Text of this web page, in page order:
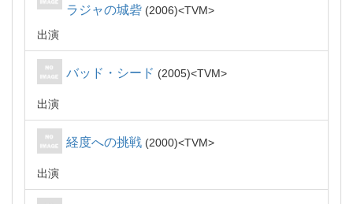
ラジャの城砦
2006
TVM
出演
バッド・シード 2005 TVM
出演
経度への挑戦 2000 TVM
出演